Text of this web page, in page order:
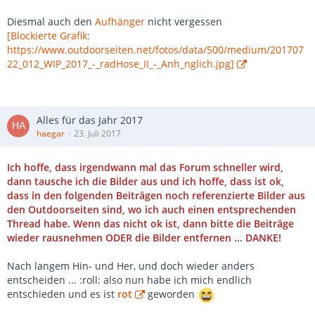
Diesmal auch den Aufhänger nicht vergessen
[Blockierte Grafik:
https://www.outdoorseiten.net/fotos/data/500/medium/201707
22_012_WIP_2017_-_radHose_II_-_Anh_nglich.jpg]
Alles für das Jahr 2017
haegar 23. Juli 2017
Ich hoffe, dass irgendwann mal das Forum schneller wird,
dann tausche ich die Bilder aus und ich hoffe, dass ist ok,
dass in den folgenden Beiträgen noch referenzierte Bilder aus
den Outdoorseiten sind, wo ich auch einen entsprechenden
Thread habe. Wenn das nicht ok ist, dann bitte die Beiträge
wieder rausnehmen ODER die Bilder entfernen ... DANKE!
Nach langem Hin- und Her, und doch wieder anders
entscheiden ... :roll: also nun habe ich mich endlich
entschieden und es ist rot geworden